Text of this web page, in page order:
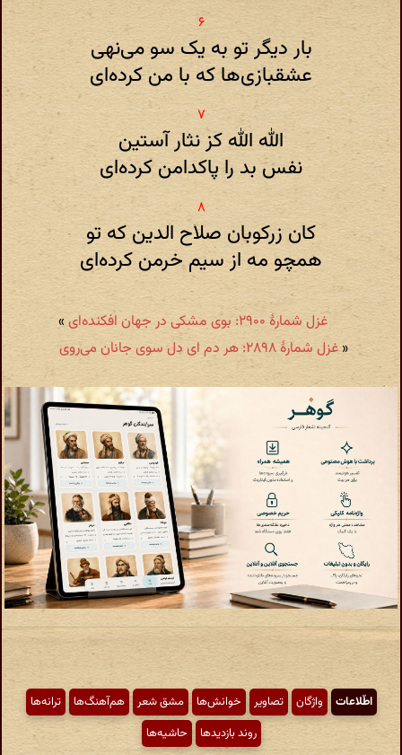
بار دیگر تو به یک سو می‌نهی
عشقبازی‌ها که با من کرده‌ای
الله الله کز نثار آستین
نفس بد را پاکدامن کرده‌ای
کان زرکوبان صلاح الدین که تو
همچو مه از سیم خرمن کرده‌ای
غزل شمارهٔ ۲۹۰۰: بوی مشکی در جهان افکنده‌ای
»
« غزل شمارهٔ ۲۸۹۸: هر دم ای دل سوی جانان می‌روی
اطّلاعات واژگان تصاویر خوانش‌ها مشق شعر هم‌آهنگ‌ها
ترانه‌ها
روند بازدیدها
حاشیه‌ها